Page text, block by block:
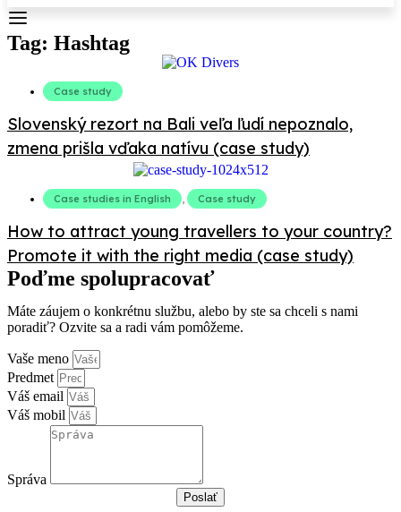
Tag: Hashtag
Case study
Slovenský rezort na Bali veľa ľudí nepoznalo,
zmena prišla vďaka natívu (case study)
Case studies in English Case study
How to attract young travellers to your country?
Promote it with the right media (case study)
Poďme spolupracovať
Máte záujem o konkrétnu službu, alebo by ste sa chceli s nami
poradiť? Ozvite sa a radi vám pomôžeme.
Vaše meno
Predmet
Váš email
Váš mobil
Správa
Poslať